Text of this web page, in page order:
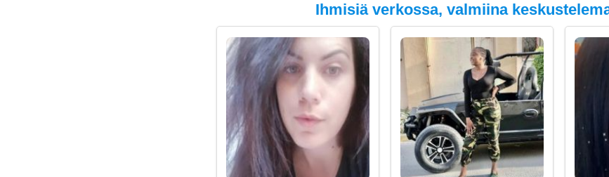
Ihmisiä verkossa, valmiina